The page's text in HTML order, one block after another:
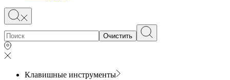
Очистить
Клавишные инструменты